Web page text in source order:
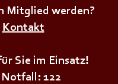
Mitglied werden?
Kontakt
Sie im Einsatz!
Notfall: 122